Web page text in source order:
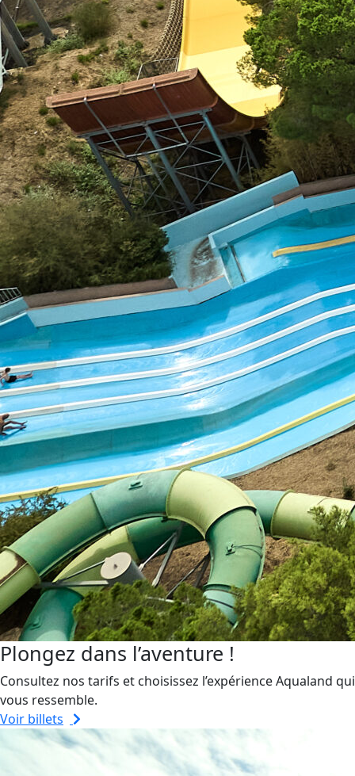
Plongez dans l’aventure !
Consultez nos tarifs et choisissez l’expérience Aqualand qui
vous ressemble.
Voir billets